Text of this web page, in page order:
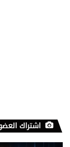
اشتراك